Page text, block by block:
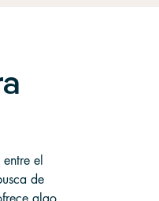
el
de